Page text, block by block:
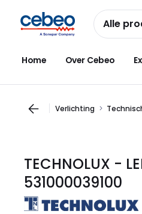
naar
navigatie
naar
inhoud
Alle
Home Over Cebeo
Verlichting
TECHNOLUX -
531000039100